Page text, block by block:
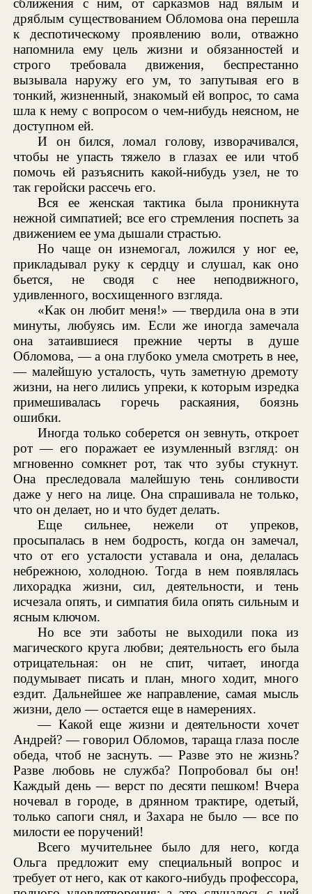
сближения с ним, от сарказмов над вялым и
дряблым существованием Обломова она перешла
к деспотическому проявлению воли, отважно
напомнила ему цель жизни и обязанностей и
строго требовала движения, беспрестанно
вызывала наружу его ум, то запутывая его в
тонкий, жизненный, знакомый ей вопрос, то сама
шла к нему с вопросом о чем-нибудь неясном, не
доступном ей.
И он бился, ломал голову, изворачивался,
чтобы не упасть тяжело в глазах ее или чтоб
помочь ей разъяснить какой-нибудь узел, не то
так геройски рассечь его.
Вся ее женская тактика была проникнута
нежной симпатией; все его стремления поспеть за
движением ее ума дышали страстью.
Но чаще он изнемогал, ложился у ног ее,
прикладывал руку к сердцу и слушал, как оно
бьется, не сводя с нее неподвижного,
удивленного, восхищенного взгляда.
«Как он любит меня!» — твердила она в эти
минуты, любуясь им. Если же иногда замечала
она затаившиеся прежние черты в душе
Обломова, — а она глубоко умела смотреть в нее,
— малейшую усталость, чуть заметную дремоту
жизни, на него лились упреки, к которым изредка
примешивалась горечь раскаяния, боязнь
ошибки.
Иногда только соберется он зевнуть, откроет
рот — его поражает ее изумленный взгляд: он
мгновенно сомкнет рот, так что зубы стукнут.
Она преследовала малейшую тень сонливости
даже у него на лице. Она спрашивала не только,
что он делает, но и что будет делать.
Еще сильнее, нежели от упреков,
просыпалась в нем бодрость, когда он замечал,
что от его усталости уставала и она, делалась
небрежною, холодною. Тогда в нем появлялась
лихорадка жизни, сил, деятельности, и тень
исчезала опять, и симпатия била опять сильным и
ясным ключом.
Но все эти заботы не выходили пока из
магического круга любви; деятельность его была
отрицательная: он не спит, читает, иногда
подумывает писать и план, много ходит, много
ездит. Дальнейшее же направление, самая мысль
жизни, дело — остается еще в намерениях.
— Какой еще жизни и деятельности хочет
Андрей? — говорил Обломов, тараща глаза после
обеда, чтоб не заснуть. — Разве это не жизнь?
Разве любовь не служба? Попробовал бы он!
Каждый день — верст по десяти пешком! Вчера
ночевал в городе, в дрянном трактире, одетый,
только сапоги снял, и Захара не было — все по
милости ее поручений!
Всего мучительнее было для него, когда
Ольга предложит ему специальный вопрос и
требует от него, как от какого-нибудь профессора,